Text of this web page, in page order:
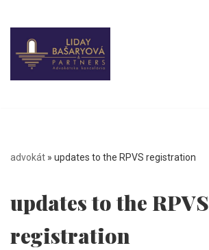
Preskočiť
na
obsah
advokát » updates to the RPVS registration
updates to the RPVS
registration